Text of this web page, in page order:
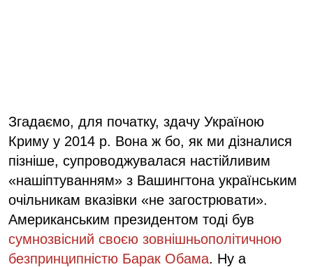
Згадаємо, для початку, здачу Україною
Криму у 2014 р. Вона ж бо, як ми дізналися
пізніше, супроводжувалася настійливим
«нашіптуванням» з Вашингтона українським
очільникам вказівки «не загострювати».
Американським президентом тоді був
сумнозвісний своєю зовнішньополітичною
безпринципністю Барак Обама. Ну а